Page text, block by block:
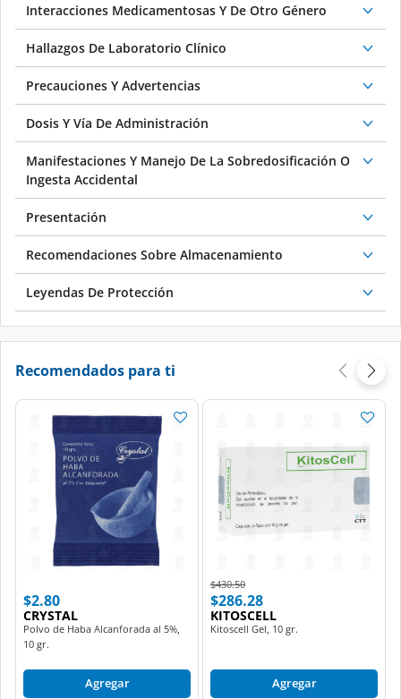
Interacciones Medicamentosas Y De Otro Género
Hallazgos De Laboratorio Clínico
Precauciones Y Advertencias
Dosis Y Vía De Administración
Manifestaciones Y Manejo De La Sobredosificación O
Ingesta Accidental
Presentación
Recomendaciones Sobre Almacenamiento
Leyendas De Protección
Recomendados para ti
$2.80
CRYSTAL
Polvo de Haba Alcanforada al 5%,
10 gr.
Agregar
Price reduced from
$430.50to
$286.28
KITOSCELL
Kitoscell Gel, 10 gr.
Agregar